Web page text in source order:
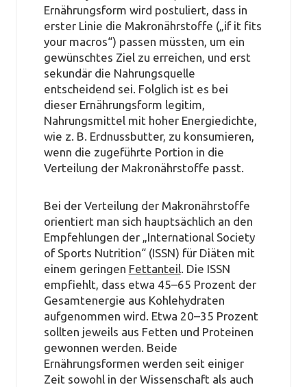
Ernährungsform wird postuliert, dass in
erster Linie die Makronährstoffe („if it fits
your macros“) passen müssten, um ein
gewünschtes Ziel zu erreichen, und erst
sekundär die Nahrungsquelle
entscheidend sei. Folglich ist es bei
dieser Ernährungsform legitim,
Nahrungsmittel mit hoher Energiedichte,
wie z. B. Erdnussbutter, zu konsumieren,
wenn die zugeführte Portion in die
Verteilung der Makronährstoffe passt.
Bei der Verteilung der Makronährstoffe
orientiert man sich hauptsächlich an den
Empfehlungen der „International Society
of Sports Nutrition“ (ISSN) für Diäten mit
einem geringen Fettanteil. Die ISSN
empfiehlt, dass etwa 45–65 Prozent der
Gesamtenergie aus Kohlehydraten
aufgenommen wird. Etwa 20–35 Prozent
sollten jeweils aus Fetten und Proteinen
gewonnen werden. Beide
Ernährungsformen werden seit einiger
Zeit sowohl in der Wissenschaft als auch